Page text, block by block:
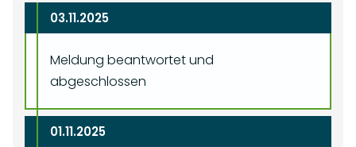
03.11.2025
Meldung beantwortet und
abgeschlossen
01.11.2025